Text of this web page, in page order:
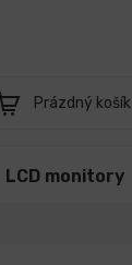
Nákupní
Prázdný košík
LCD monitory